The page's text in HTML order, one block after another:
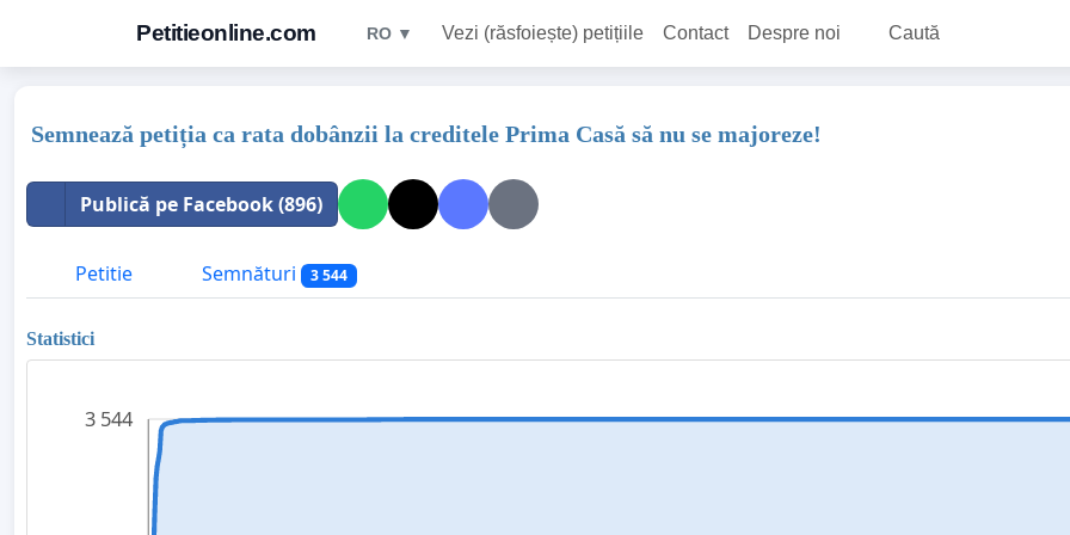
Petitieonline.com RO ▼ Vezi (răsfoiește) petițiile Contact Despre noi Caută
Semnează petiția ca rata dobânzii la creditele Prima Casă să nu se majoreze!
Publică pe Facebook (896)
Petitie Semnături 3 544
Statistici
3 544